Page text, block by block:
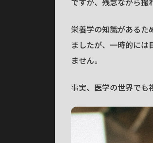
栄養学の知識があるた
ましたが、一時的に
ません。
事実、医学の世界でも